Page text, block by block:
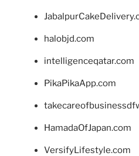
halobjd.com
intelligenceqatar.com
PikaPikaApp.com
HamadaOfJapan.com
VersifyLifestyle.com